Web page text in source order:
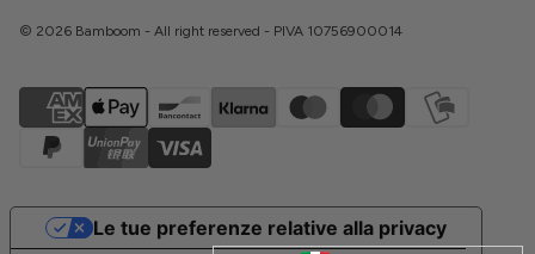
© 2026 Bamboom - All right reserved - PIVA 10756900014
Le tue preferenze relative alla privacy